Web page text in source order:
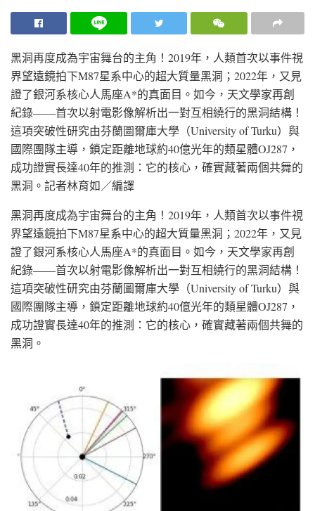
黑洞再度成為宇宙舞台的主角！2019年，人類首次以事件視
界望遠鏡拍下M87星系中心的超大質量黑洞；2022年，又見
證了銀河系核心人馬座A*的真面目。如今，天文學家再創
紀錄——首次以射電影像解析出一對互相繞行的黑洞結構！
這項突破性研究由芬蘭圖爾庫大學（University of Turku）與
國際團隊主導，鎖定距離地球約40億光年的類星體OJ287，
成功證實長達40年的推測：它的核心，確實藏著兩個共舞的
黑洞。 記者林育如／編譯
黑洞再度成為宇宙舞台的主角！2019年，人類首次以事件視
界望遠鏡拍下M87星系中心的超大質量黑洞；2022年，又見
證了銀河系核心人馬座A*的真面目。如今，天文學家再創
紀錄——首次以射電影像解析出一對互相繞行的黑洞結構！
這項突破性研究由芬蘭圖爾庫大學（University of Turku）與
國際團隊主導，鎖定距離地球約40億光年的類星體OJ287，
成功證實長達40年的推測：它的核心，確實藏著兩個共舞的
黑洞。